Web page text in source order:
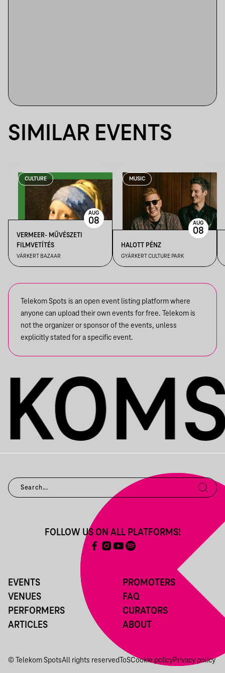
SIMILAR EVENTS
CULTURE
VERMEER- MŰVÉSZETI
FILMVETÍTÉS
VÁRKERT BAZAAR
AUG
08
MUSIC
HALOTT PÉNZ
GYÁRKERT CULTURE PARK
AUG
08
Telekom Spots is an open event listing platform where
anyone can upload their own events for free. Telekom is
not the organizer or sponsor of the events, unless
explicitly stated for a specific event.
EVENTS
VENUES
PERFORMERS
ARTICLES
PROMOTERS
FAQ
CURATORS
ABOUT
FOLLOW US ON ALL PLATFORMS!
© Telekom SpotsAll rights reserved ToSCookie policyPrivacy policy